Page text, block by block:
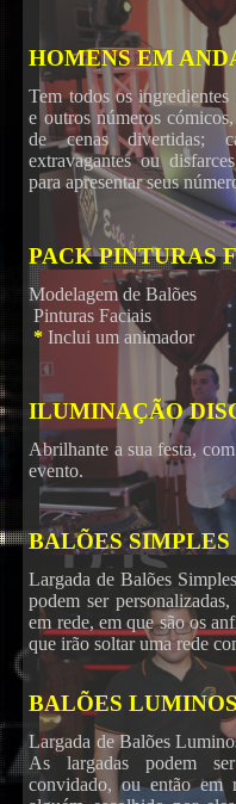
HOMENS EM
Tem todos os
e outros números
de cenas divertidas;
extravagantes ou
para apresentar seus
PACK PINTURAS
Modelagem de Balões
Pinturas Faciais
* Inclui um animador
ILUMINAÇÃO
Abrilhante a sua festa,
evento.
BALÕES SIMPLES
Largada de Balões
podem ser
em rede, em que são os
que irão soltar uma rede
BALÕES
Largada de Balões
As largadas podem
convidado, ou então em